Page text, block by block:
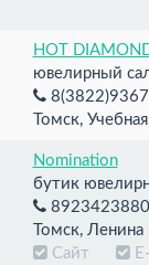
HOT
ювелирный
Томск,
Nomination
бутик
Томск,
Сайт